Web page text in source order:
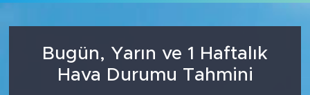
Bugün, Yarın ve 1 Haftalık
Hava Durumu Tahmini
FİNANS
Süper Lig Puan Durumu ve Fikstür